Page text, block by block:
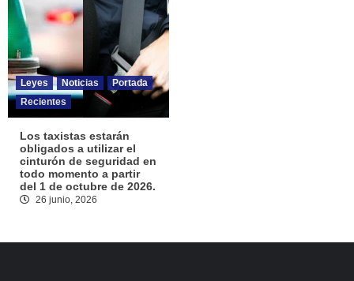
Leyes Noticias
Portada
Recientes
Los taxistas estarán
obligados a utilizar el
cinturón de seguridad en
todo momento a partir
del 1 de octubre de 2026.
26 junio, 2026